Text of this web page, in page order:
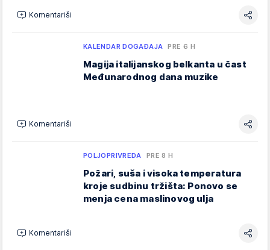
Komentariši
KALENDAR DOGAĐAJA PRE 6 H
Magija italijanskog belkanta u čast
Međunarodnog dana muzike
Komentariši
POLJOPRIVREDA PRE 8 H
Požari, suša i visoka temperatura
kroje sudbinu tržišta: Ponovo se
menja cena maslinovog ulja
Komentariši